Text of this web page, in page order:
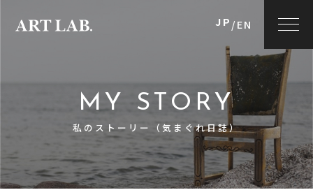
JP/EN
MY STORY
私のストーリー（気まぐれ日誌）